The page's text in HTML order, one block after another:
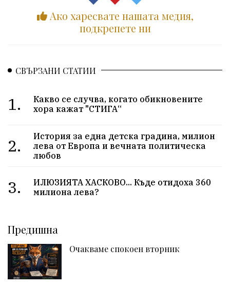
Ако харесвате нашата медия,
подкрепете ни
СВЪРЗАНИ СТАТИИ
1.
Какво се случва, когато обикновените
хора кажат "СТИГА“
2.
История за една детска градина, милион
лева от Европа и вечната политическа
любов
3.
ИЛЮЗИЯТА ХАСКОВО... Къде отидоха 360
милиона лева?
Предишна
Очакваме спокоен вторник